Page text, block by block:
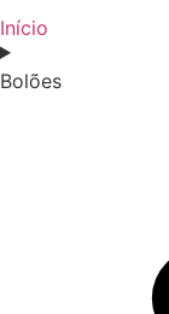
Início
Bolões